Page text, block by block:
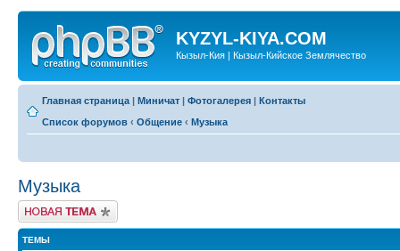
KYZYL-KIYA.COM
Кызыл-Кия | Кызыл-Кийское Землячество
Главная страница | Миничат | Фотогалерея | Контакты
Список форумов ‹ Общение ‹ Музыка
Музыка
Новая тема
ТЕМЫ